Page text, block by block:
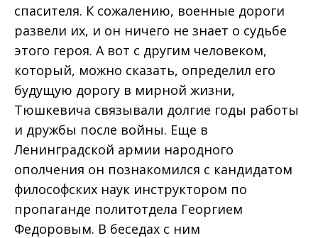
спасителя. К сожалению, военные дороги
развели их, и он ничего не знает о судьбе
этого героя. А вот с другим человеком,
который, можно сказать, определил его
будущую дорогу в мирной жизни,
Тюшкевича связывали долгие годы работы
и дружбы после войны. Еще в
Ленинградской армии народного
ополчения он познакомился с кандидатом
философских наук инструктором по
пропаганде политотдела Георгием
Федоровым. В беседах с ним